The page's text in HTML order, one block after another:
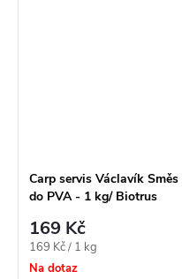
Carp servis Václavík Směs
do PVA - 1 kg/ Biotrus
169 Kč
Měrná
cena:
169 Kč / 1 kg
Na dotaz